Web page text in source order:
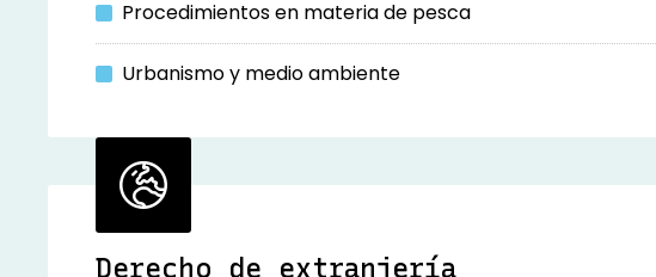
Procedimientos en materia de pesca
Urbanismo y medio ambiente
Derecho de extranjería